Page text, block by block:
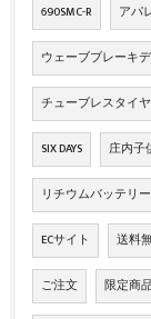
690SMC-R アパ
ウェーブブレーキ
チューブレスタイヤ
SIX DAYS 庄内子
リチウムバッテリー
ECサイト 送料
ご注文 限定商